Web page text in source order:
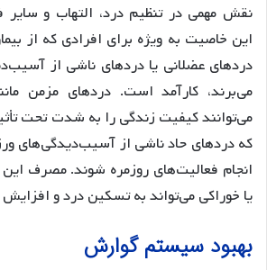
نقش مهمی در تنظیم درد، التهاب و سایر
این خاصیت به ویژه برای افرادی که از
دردهای عضلانی یا دردهای ناشی از
می‌برند، کارآمد است. دردهای مزمن
می‌توانند کیفیت زندگی را به شدت تحت
که دردهای حاد ناشی از آسیب‌دیدگی‌های
انجام فعالیت‌های روزمره شوند. مصرف
یا خوراکی می‌تواند به تسکین درد و
بهبود سیستم گوارش